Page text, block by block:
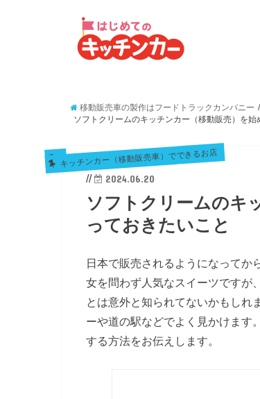
移動販売車の製作はフードトラックカンパニー
ソフトクリームのキッチンカー（移動販売）を始
//
キッチンカー（移動販売車）でできるお店
2024.06.20
ソフトクリームのキ
っておきたいこと
日本で販売されるようになってか
女を問わず人気なスイーツですが
とは意外と知られてないかもしれ
ーや道の駅などでよく見かけます
する方法をお伝えします。